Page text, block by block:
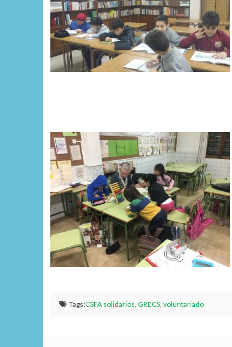
Tags:CSFA solidarios, GRECS, voluntariado